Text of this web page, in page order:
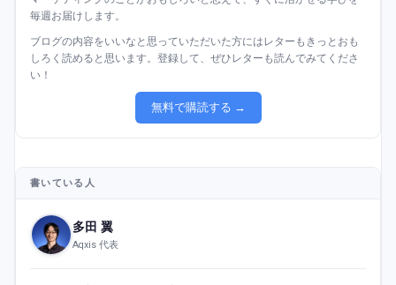
毎週お届けします。
ブログの内容をいいなと思っていただいた方にはレターもきっとおも
しろく読めると思います。登録して、ぜひレターも読んでみてくださ
い！
無料で購読する →
書いている人
多田 翼
Aqxis 代表